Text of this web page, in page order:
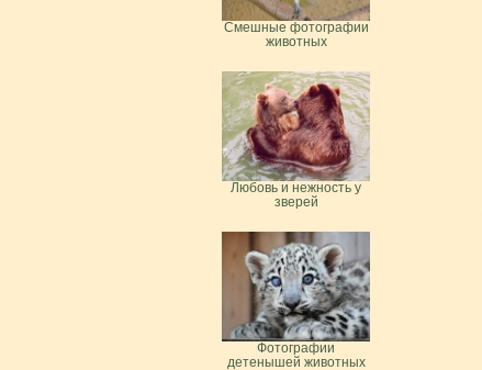
Смешные фотографии
животных
Любовь и нежность у
зверей
Фотографии
детенышей животных